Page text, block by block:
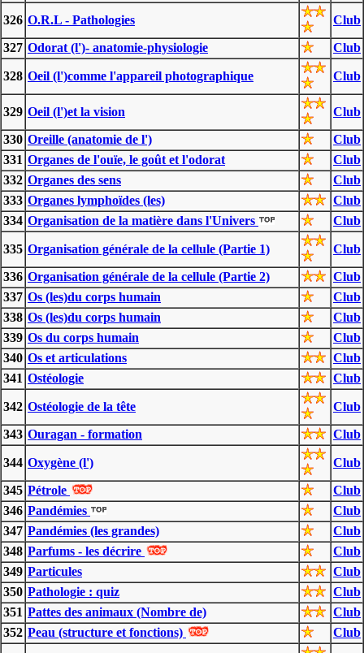
326 O.R.L - Pathologies
Club
327 Odorat (l')- anatomie-physiologie Club
328 Oeil (l')comme l'appareil photographique Club
329 Oeil (l')et la vision
Club
330 Oreille (anatomie de l')
Club
331 Organes de l'ouïe, le goût et l'odorat
Club
332 Organes des sens
Club
333 Organes lymphoïdes (les)
Club
334 Organisation de la matière dans l'Univers Club
335 Organisation générale de la cellule (Partie 1)
Club
336 Organisation générale de la cellule (Partie 2)
Club
337 Os (les)du corps humain
Club
338 Os (les)du corps humain
Club
339 Os du corps humain
Club
340 Os et articulations
Club
341 Ostéologie Club
342 Ostéologie de la tête
Club
343 Ouragan - formation Club
344 Oxygène (l')
Club
345 Pétrole
Club
346 Pandémies
Club
347 Pandémies (les grandes)
Club
348 Parfums - les décrire
Club
349 Particules
Club
350 Pathologie : quiz
Club
351 Pattes des animaux (Nombre de)
Club
352 Peau (structure et fonctions) Club